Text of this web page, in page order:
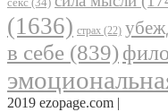
(1636) страх (22)
в себе (839)
2019 ezopage.com |